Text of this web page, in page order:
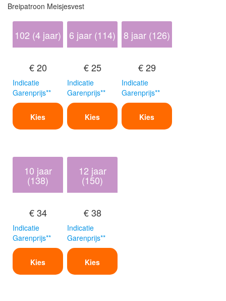
Breipatroon Meisjesvest
102 (4 jaar)
€ 20
Indicatie
Garenprijs**
Kies
6 jaar (114)
€ 25
Indicatie
Garenprijs**
Kies
8 jaar (126)
€ 29
Indicatie
Garenprijs**
Kies
10 jaar
(138)
€ 34
Indicatie
Garenprijs**
Kies
12 jaar
(150)
€ 38
Indicatie
Garenprijs**
Kies